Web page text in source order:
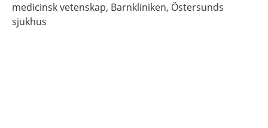
medicinsk vetenskap, Barnkliniken, Östersunds
sjukhus